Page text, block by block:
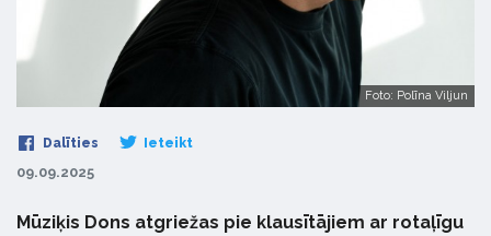
Foto: Polīna Viljun
Dalīties Ieteikt
09.09.2025
Mūziķis Dons atgriežas pie klausītājiem ar rotaļīgu